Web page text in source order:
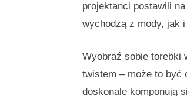
projektanci postawili na
wychodzą z mody, jak
Wyobraź sobie torebki
twistem – może to być
doskonale komponują